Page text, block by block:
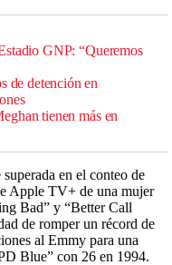
GNP: “Queremos
de detención en
tienen más en
en el conteo de
Apple TV+ de una mujer
Bad” y “Better Call
de romper un récord de
al Emmy para una
Blue” con 26 en 1994.